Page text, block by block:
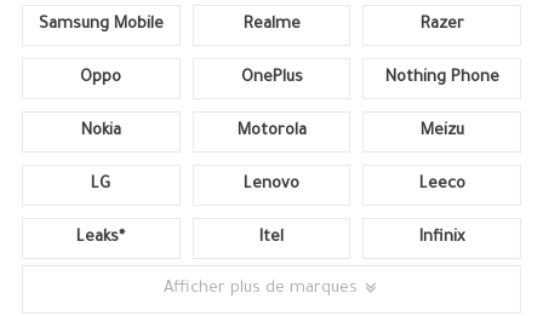
Samsung Mobile Realme Razer
Oppo OnePlus Nothing Phone
Nokia Motorola Meizu
LG Lenovo Leeco
Leaks* Itel Infinix
Afficher plus de marques